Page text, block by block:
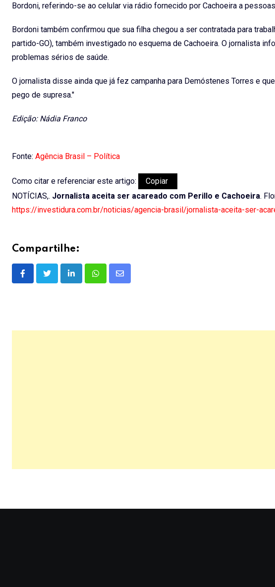
Bordoni, referindo-se ao celular via rádio fornecido por Cachoeira a
Bordoni também confirmou que sua filha chegou a ser contratada para
partido-GO), também investigado no esquema de Cachoeira. O jornalista
problemas sérios de saúde.
O jornalista disse ainda que já fez campanha para Demóstenes Torres e
pego de supresa."
Edição: Nádia Franco
Fonte: Agência Brasil – Política
Como citar e referenciar este artigo:
Copiar
NOTÍCIAS,. Jornalista aceita ser acareado com Perillo e Cachoeira.
https://investidura.com.br/noticias/agencia-brasil/jornalista-aceita-ser-
Compartilhe:
LinkedInWhatsappShare